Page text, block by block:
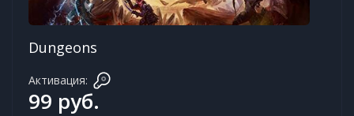
Dungeons
Активация:
99 руб.